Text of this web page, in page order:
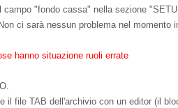
"fondo cassa" nella sezione
ci sarà nessun problema nel
hanno situazione ruoli errate
il file TAB dell'archivio con un editor (il